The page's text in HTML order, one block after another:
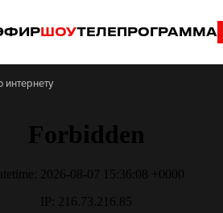
ШОУТЕЛЕПРОГРАММА
интернету